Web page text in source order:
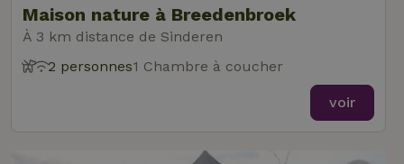
Maison nature à Breedenbroek
À 3 km distance de Sinderen
2 personnes1 Chambre à coucher
voir